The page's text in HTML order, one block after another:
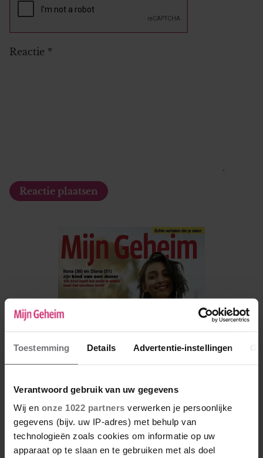
Toestemming Details Advertentie-instellingen
Verantwoord gebruik van uw gegevens
Wij en onze 1022 partners verwerken je persoonlijke
gegevens (bijv. uw IP-adres) met behulp van
technologieën zoals cookies om informatie op uw
apparaat op te slaan en te gebruiken met als doel
Reactie *
De nieuwe Mijn Geheim ligt nu in de winkel
Abonneren